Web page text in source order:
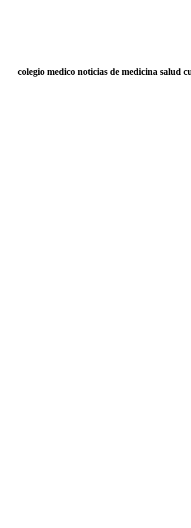
colegio medico noticias de medicina salud